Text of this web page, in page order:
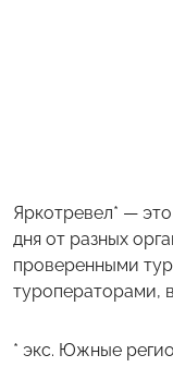
Яркотревел* —
дня от разных
проверенными
туроператорами,
* экс. Южные
Оставаясь на сайте,
персональных данных.